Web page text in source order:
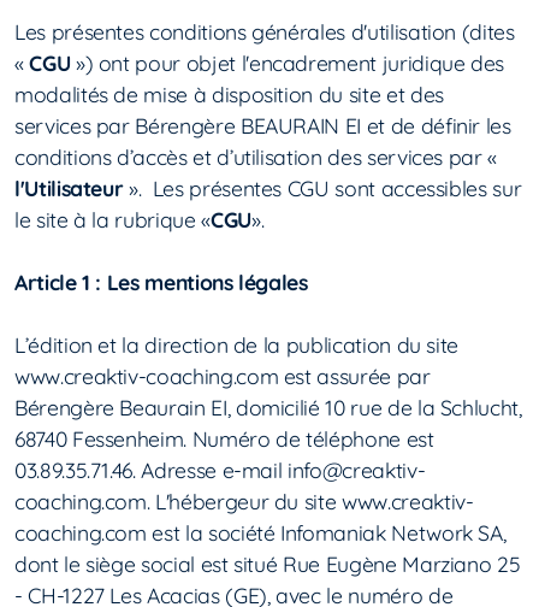
Les présentes conditions générales d'utilisation (dites
«CGU ») ont pour objet l'encadrement juridique des
modalités de mise à disposition du site et des
services par Bérengère BEAURAIN EI et de définir les
conditions d’accès et d’utilisation des services par «
l'Utilisateur». Les présentes CGU sont accessibles sur
le site à la rubrique «CGU».
Article 1 : Les mentions légales
L’édition et la direction de la publication du site
www.creaktiv-coaching.com est assurée par
Bérengère Beaurain EI, domicilié 10 rue de la Schlucht,
68740 Fessenheim. Numéro de téléphone est
03.89.35.71.46. Adresse e-mail info@creaktiv-
coaching.com. L'hébergeur du site www.creaktiv-
coaching.com est la société Infomaniak Network SA,
dont le siège social est situé Rue Eugène Marziano 25
- CH-1227 Les Acacias (GE), avec le numéro de
Transitions